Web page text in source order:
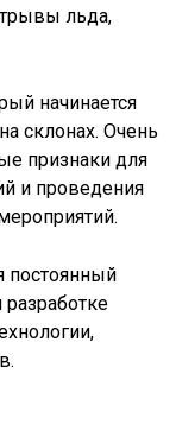
льда,
начинается
склонах. Очень
признаки для
и проведения
постоянный